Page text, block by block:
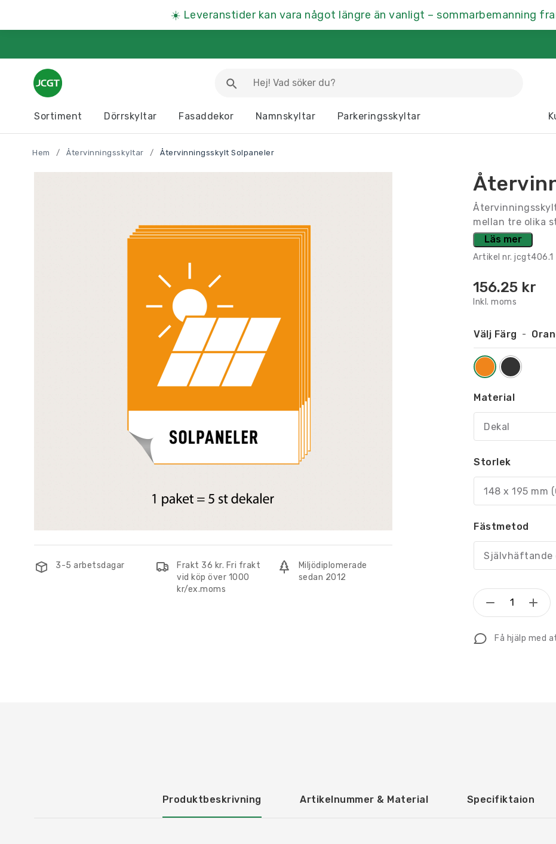
☀️ Leveranstider kan vara något längre än vanligt – sommarbemanning
Sortiment
Informationstavlor
Dörrskyltar Fasaddekor Namnskyltar Parkeringsskyltar
Hem / Återvinningsskyltar / Återvinningsskylt Solpaneler
3-5 arbetsdagar
Frakt 36 kr. Fri frakt
vid köp över 1000
kr/ex.moms
Miljödiplomerade
sedan 2012
mellan tre olika
Läs mer
Artikel nr. jcgt406.1
156.25 kr
Inkl. moms
Välj Färg
Material
Dekal
Storlek
148 x 195 mm
Fästmetod
Självhäftande
Solpaneler
Få hjälp med
Produktbeskrivning Artikelnummer & Material Specifiktaion